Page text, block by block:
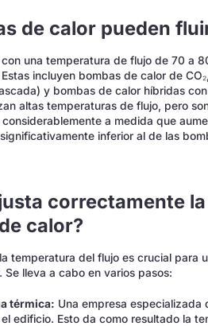
de calor pueden
una temperatura de flujo de 70 a
Estas incluyen bombas de calor de
y bombas de calor híbridas
altas temperaturas de flujo, pero
a medida que
inferior al de las
correctamente
calor?
temperatura del flujo es crucial para
lleva a cabo en varios pasos:
térmica: Una empresa
edificio. Esto da como resultado la